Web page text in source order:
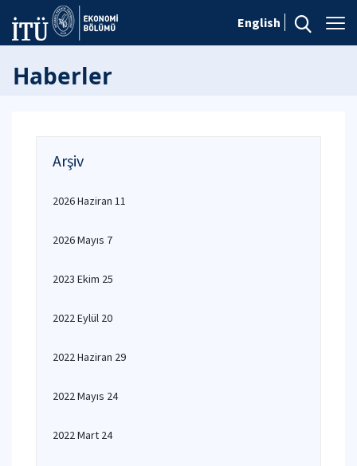
English
Haberler
Arşiv
2026 Haziran 11
2026 Mayıs 7
2023 Ekim 25
2022 Eylül 20
2022 Haziran 29
2022 Mayıs 24
2022 Mart 24